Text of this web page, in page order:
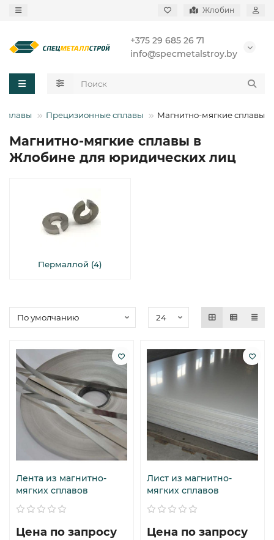
Жлобин
+375 29 685 26 71
info@specmetalstroy.by
Сплавы Прецизионные сплавы Магнитно-мягкие сплавы
Магнитно-мягкие сплавы в
Жлобине для юридических лиц
Пермаллой (4)
Лента из магнитно-
мягких сплавов
Цена по запросу
Лист из магнитно-
мягких сплавов
Цена по запросу